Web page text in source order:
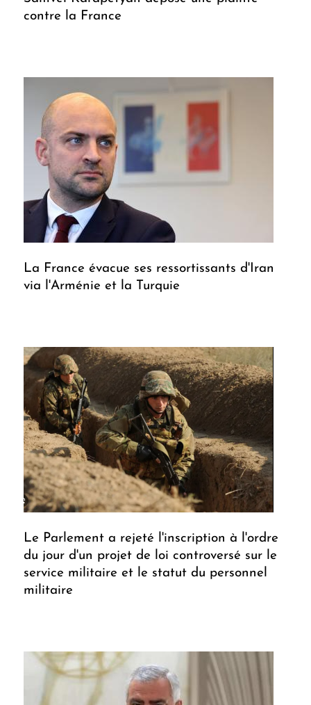
contre la France
La France évacue ses ressortissants d'Iran
via l'Arménie et la Turquie
Le Parlement a rejeté l'inscription à l'ordre
du jour d'un projet de loi controversé sur le
service militaire et le statut du personnel
militaire